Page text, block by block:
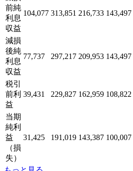
前純
利息
収益
104,077 313,851 216,733 143,497
減損
後純
利息
収益
77,737 297,217 209,953 143,497
税引
前利
益
39,431 229,827 162,959 108,822
当期
純利
益
（損
失）
31,425 191,019 143,387 100,007